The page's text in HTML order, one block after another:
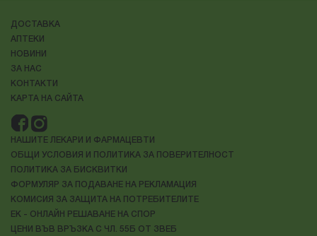
ДОСТАВКА
АПТЕКИ
НОВИНИ
ЗА НАС
КОНТАКТИ
КАРТА НА САЙТА
НАШИТЕ ЛЕКАРИ И ФАРМАЦЕВТИ
ОБЩИ УСЛОВИЯ И ПОЛИТИКА ЗА ПОВЕРИТЕЛНОСТ
ПОЛИТИКА ЗА БИСКВИТКИ
ФОРМУЛЯР ЗА ПОДАВАНЕ НА РЕКЛАМАЦИЯ
КОМИСИЯ ЗА ЗАЩИТА НА ПОТРЕБИТЕЛИТЕ
ЕК - ОНЛАЙН РЕШАВАНЕ НА СПОР
ЦЕНИ ВЪВ ВРЪЗКА С ЧЛ. 55Б ОТ ЗВЕБ